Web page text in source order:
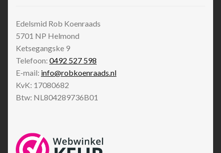
Edelsmid Rob Koenraads
5701 NP Helmond
Ketsegangske 9
Telefoon: 0492 527 598
E-mail: info@robkoenraads.nl
KvK: 17080682
Btw: NL804289736B01